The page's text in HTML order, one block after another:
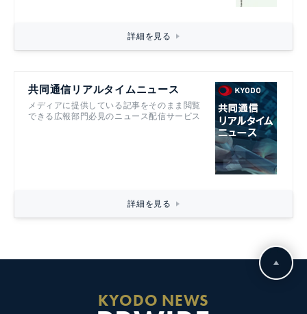
詳細を見る
共同通信リアルタイムニュース
メディアに提供している記事をそのまま閲覧
できる広報部門必見のニュース配信サービス
詳細を見る
KYODO NEWS